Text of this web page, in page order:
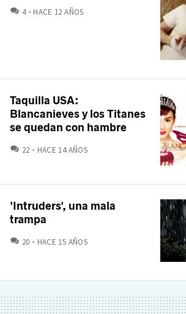
4 COMENTARIOS
HACE 12 AÑOS
Taquilla USA:
Blancanieves y los Titanes
se quedan con hambre
22 COMENTARIOS
HACE 14 AÑOS
'Intruders', una mala
trampa
20 COMENTARIOS
HACE 15 AÑOS